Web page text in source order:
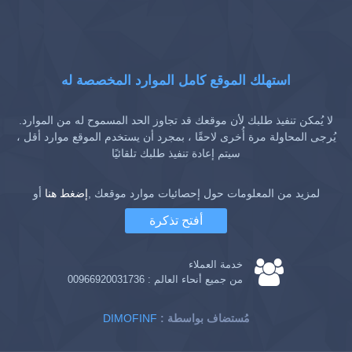
استهلك الموقع كامل الموارد المخصصة له
لا يُمكن تنفيذ طلبك لأن موقعك قد تجاوز الحد المسموح له من الموارد.
يُرجى المحاولة مرة أُخرى لاحقًا ، بمجرد أن يستخدم الموقع موارد أقل ،
سيتم إعادة تنفيذ طلبك تلقائيًا
لمزيد من المعلومات حول إحصائيات موارد موقعك ,إضغط هنا أو
أفتح تذكرة
خدمة العملاء
من جميع أنحاء العالم : 00966920031736
DIMOFINF : مُستضاف بواسطة